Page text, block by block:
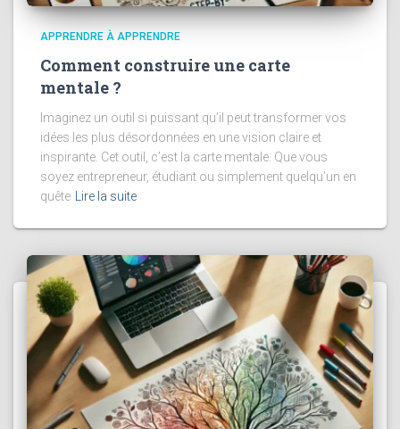
APPRENDRE À APPRENDRE
Comment construire une carte
mentale ?
Imaginez un outil si puissant qu’il peut transformer vos
idées les plus désordonnées en une vision claire et
inspirante. Cet outil, c’est la carte mentale. Que vous
soyez entrepreneur, étudiant ou simplement quelqu’un en
quête Lire la suite